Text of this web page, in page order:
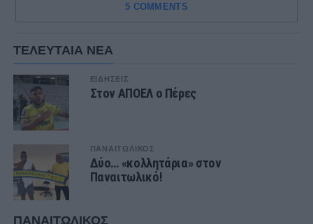
5 COMMENTS
ΤΕΛΕΥΤΑΙΑ ΝΕΑ
ΕΙΔΗΣΕΙΣ
Στον ΑΠΟΕΛ ο Πέρες
ΠΑΝΑΙΤΩΛΙΚΟΣ
Δύο… «κολλητάρια» στον
Παναιτωλικό!
ΠΑΝΑΙΤΩΛΙΚΟΣ